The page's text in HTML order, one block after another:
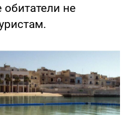
не